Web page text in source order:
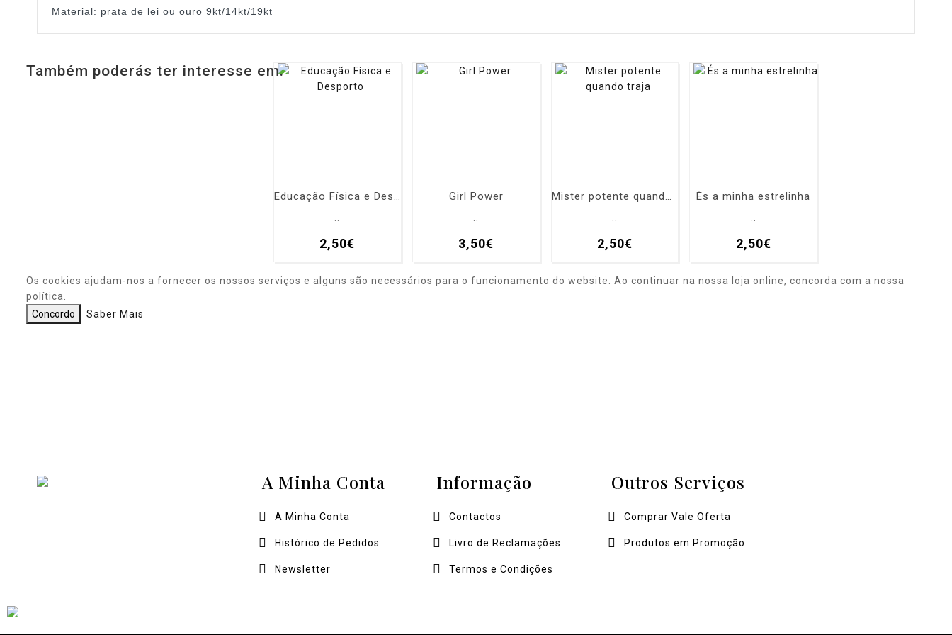
Material: prata de lei ou ouro 9kt/14kt/19kt
Também poderás ter interesse em:
Educação Física e Desporto
2,50€
Girl Power
3,50€
Mister potente quando traja
2,50€
És a minha estrelinha
2,50€
Os cookies ajudam-nos a fornecer os nossos serviços e alguns são necessários para o funcionamento do website. Ao continuar na nossa loja online, concorda com a nossa
política.
Concordo
Saber Mais
A Minha Conta
A Minha Conta
Histórico de Pedidos
Newsletter
Informação
Contactos
Livro de Reclamações
Termos e Condições
Outros Serviços
Comprar Vale Oferta
Produtos em Promoção